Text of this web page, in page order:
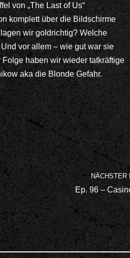
von „The Last of Us“
komplett über die Bildschirme
wir goldrichtig? Welche
vor allem – wie gut war sie
haben wir wieder tatkräftige
aka die Blonde Gefahr.
NÄCHSTER
Ep. 96 –